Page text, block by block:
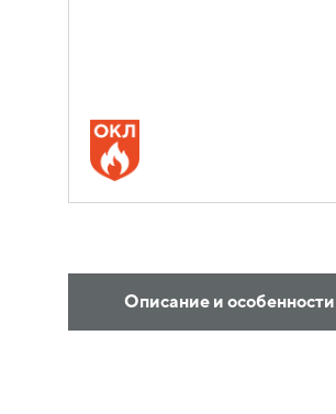
Описание и особенности